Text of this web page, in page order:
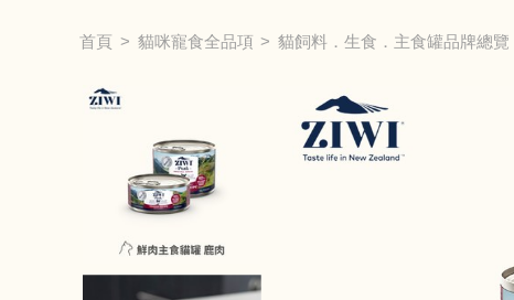
首頁 貓咪寵食全品項 貓飼料．生食．主食罐品牌總覽